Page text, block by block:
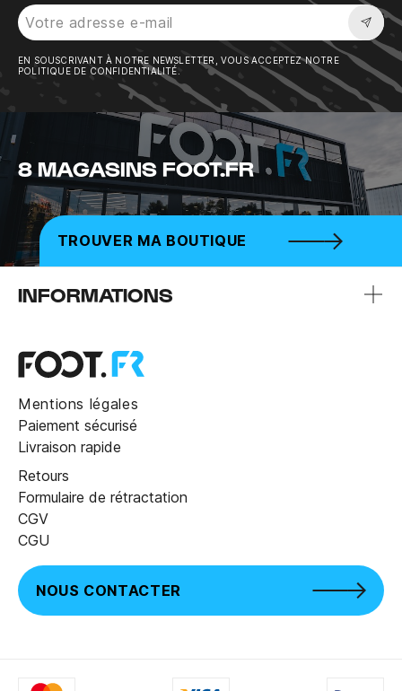
EN SOUSCRIVANT À NOTRE NEWSLETTER, VOUS ACCEPTEZ NOTRE
POLITIQUE DE CONFIDENTIALITÉ.
8 MAGASINS FOOT.FR
TROUVER MA BOUTIQUE
INFORMATIONS
Mentions légales
Paiement sécurisé
Livraison rapide
Retours
Formulaire de rétractation
CGV
CGU
NOUS CONTACTER